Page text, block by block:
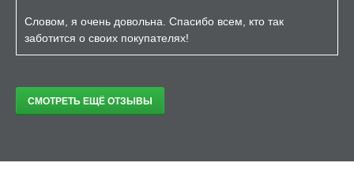
Словом, я очень довольна. Спасибо всем, кто так
заботится о своих покупателях!
СМОТРЕТЬ ЕЩЁ ОТЗЫВЫ